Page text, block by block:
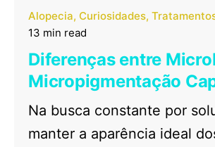
Alopecia Curiosidades
13 min read
Diferenças entre
Micropigmentação
Na busca constante por
manter a aparência ideal